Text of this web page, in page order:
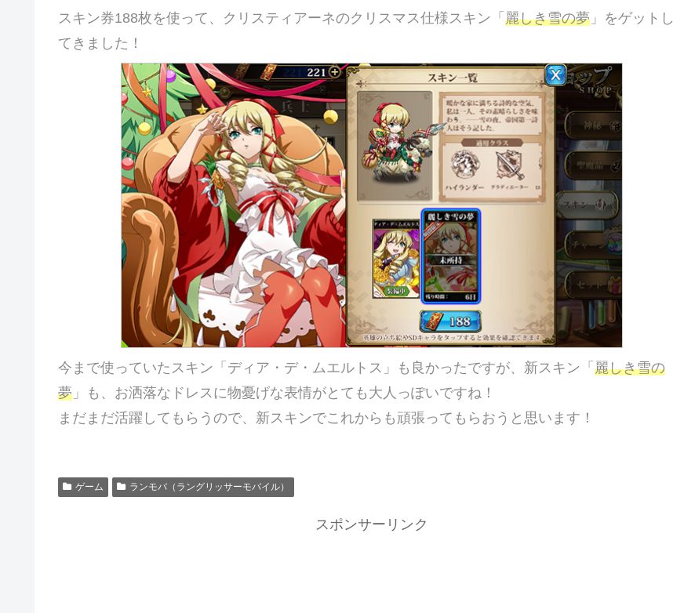
スキン券188枚を使って、クリスティアーネのクリスマス仕様スキン「 麗しき雪の夢 」をゲットし
てきました！
今まで使っていたスキン「ディア・デ・ムエルトス」も良かったですが、新スキン「 麗しき雪の
夢 」も、お洒落なドレスに物憂げな表情がとても大人っぽいですね！
まだまだ活躍してもらうので、新スキンでこれからも頑張ってもらおうと思います！
ゲーム ランモバ（ラングリッサーモバイル）
スポンサーリンク